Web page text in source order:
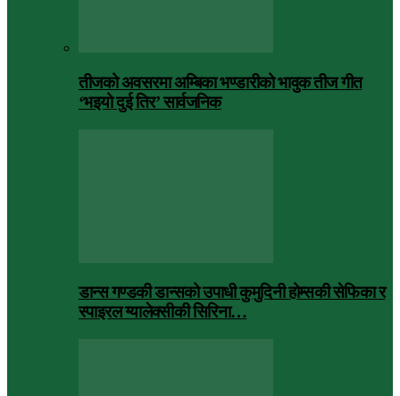
तीजको अवसरमा अम्बिका भण्डारीको भावुक तीज गीत
‘भइयो दुई तिर’ सार्वजनिक
डान्स गण्डकी डान्सको उपाधी कुमुदिनी होम्सकी सेफिका र
स्पाइरल ग्यालेक्सीकी सिरिना…